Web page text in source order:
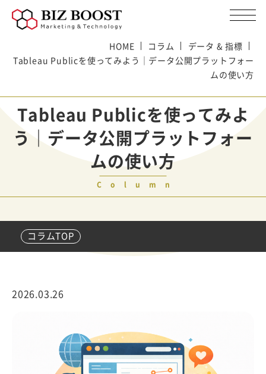
HOME コラム
データ & 指標
Tableau Publicを使ってみよう｜データ公開プラットフォー
ムの使い方
Tableau Publicを使ってみよ
う｜データ公開プラットフォー
ムの使い方
Column
コラムTOP
2026.03.26